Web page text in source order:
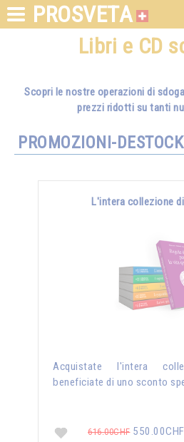
PROSVETA
Libri e CD
Scopri le nostre operazioni di
prezzi ridotti su tanti
PROMOZIONI-
L'intera collezione
Acquistate l'intera
beneficiate di uno sconto
616.00CHF550.00CHF